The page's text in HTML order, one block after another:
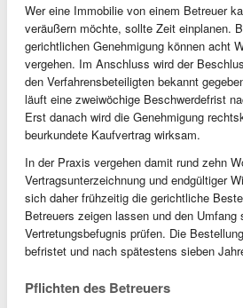
Wer eine Immobilie von einem Betreuer
veräußern möchte, sollte Zeit einplanen.
gerichtlichen Genehmigung können acht
vergehen. Im Anschluss wird der
den Verfahrensbeteiligten bekannt
läuft eine zweiwöchige Beschwerdefrist
Erst danach wird die Genehmigung
beurkundete Kaufvertrag wirksam.
In der Praxis vergehen damit rund zehn
Vertragsunterzeichnung und endgültiger
sich daher frühzeitig die gerichtliche
Betreuers zeigen lassen und den Umfang
Vertretungsbefugnis prüfen. Die
befristet und nach spätestens sieben
Pflichten des Betreuers